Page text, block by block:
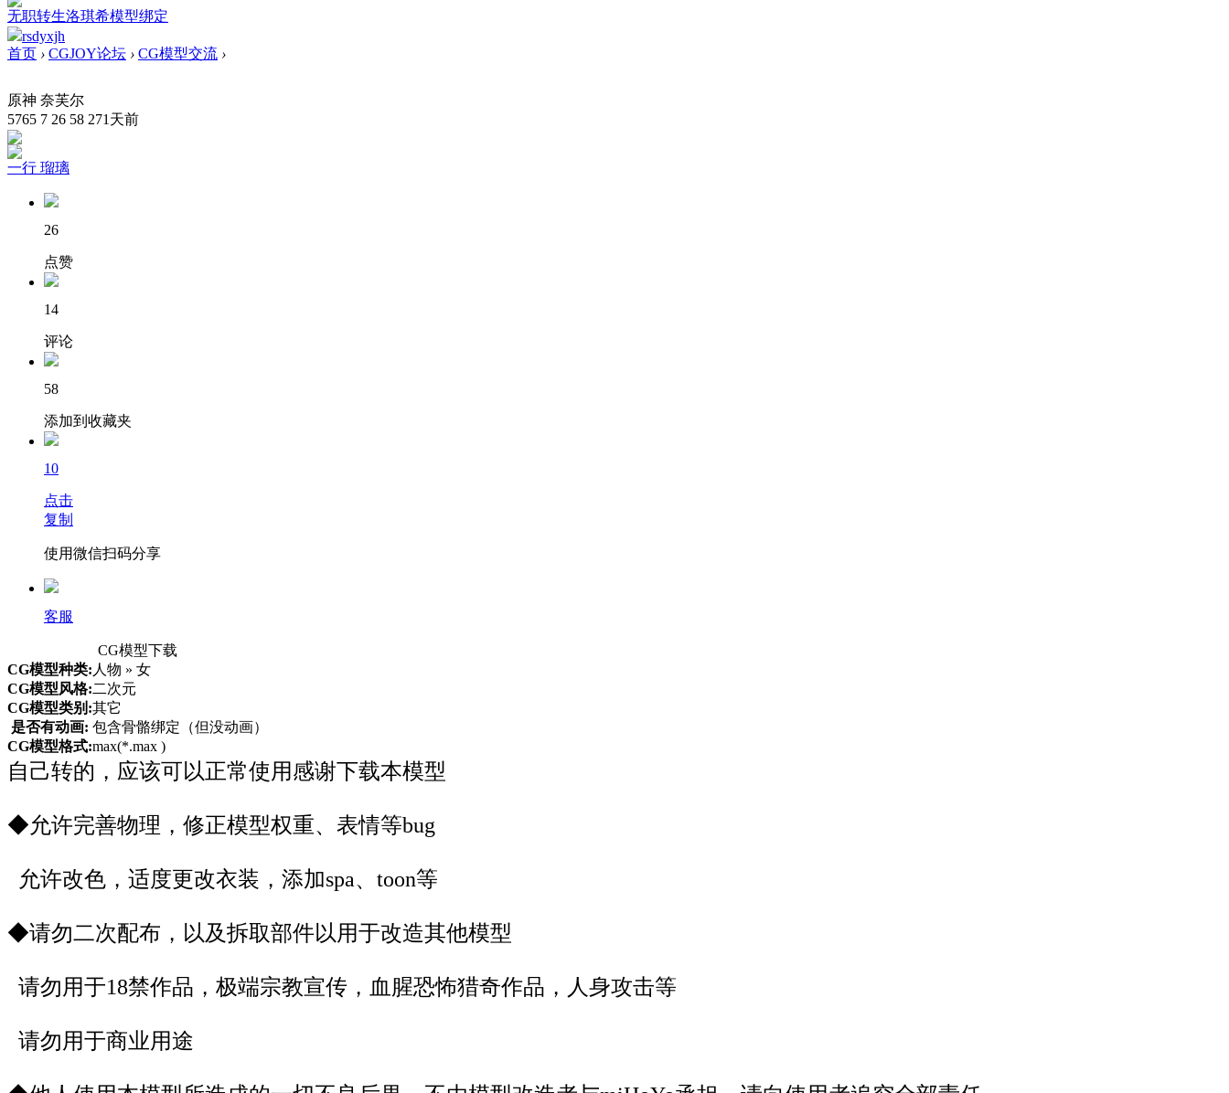
无职转生洛琪希模型绑定
rsdyxjh
首页 › CGJOY论坛 › CG模型交流 ›
原神 奈芙尔
5765 7 26 58 271天前
一行 瑠璃
26
点赞
14
评论
58
添加到收藏夹
10
点击
复制
使用微信扫码分享
客服
CG模型下载
CG模型种类: 人物 » 女
CG模型风格:二次元
CG模型类别:其它
是否有动画: 包含骨骼绑定（但没动画）
CG模型格式:max(*.max )
自己转的，应该可以正常使用感谢下载本模型
◆允许完善物理，修正模型权重、表情等bug
允许改色，适度更改衣装，添加spa、toon等
◆请勿二次配布，以及拆取部件以用于改造其他模型
请勿用于18禁作品，极端宗教宣传，血腥恐怖猎奇作品，人身攻击等
请勿用于商业用途